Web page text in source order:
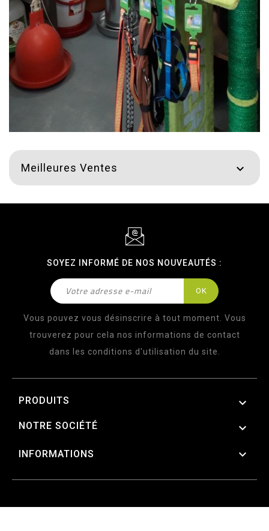
Meilleures Ventes 
SOYEZ INFORMÉ DE NOS NOUVEAUTÉS :
Vous pouvez vous désinscrire à tout moment. Vous
trouverez pour cela nos informations de contact
dans les conditions d'utilisation du site.
PRODUITS 
NOTRE SOCIÉTÉ 
INFORMATIONS 